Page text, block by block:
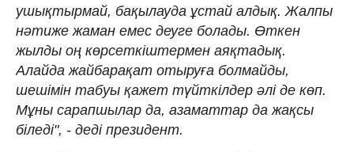
ушықтырмай, бақылауда ұстай алдық. Жалпы
нәтиже жаман емес деуге болады. Өткен
жылды оң көрсеткіштермен аяқтадық.
Алайда жайбарақат отыруға болмайды,
шешімін табуы қажет түйткілдер әлі де көп.
Мұны сарапшылар да, азаматтар да жақсы
біледі", - деді президент.